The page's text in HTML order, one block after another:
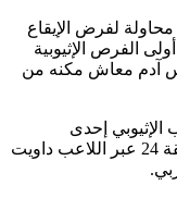
لفرض الإيقاع
الفرص الإثيوبية
للحارس آدم معاش مكنه من
إحدى
التحولات السريعة ليفتتح التسجيل في الدقيقة 24 عبر اللاعب داويت